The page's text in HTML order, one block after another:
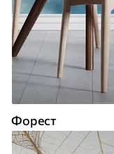
Форест